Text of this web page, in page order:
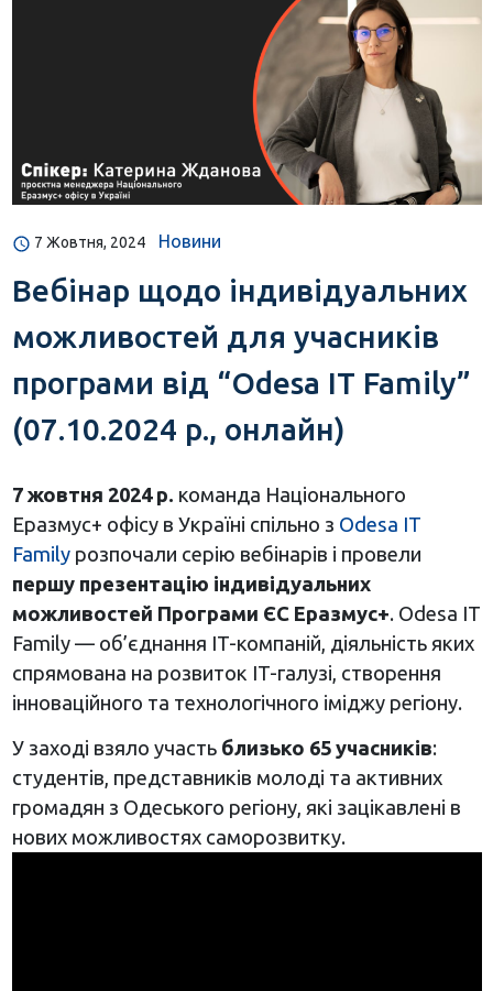
7 Жовтня, 2024 Новини
Вебінар щодо індивідуальних
можливостей для учасників
програми від “Odesa IT Family”
(07.10.2024 р., онлайн)
7 жовтня 2024 р. команда Національного
Еразмус+ офісу в Україні спільно з Odesa IT
Familyрозпочали серію вебінарів і провели
першу презентацію індивідуальних
можливостей Програми ЄС Еразмус+. Odesa IT
Family — об’єднання IT-компаній, діяльність яких
спрямована на розвиток IT-галузі, створення
інноваційного та технологічного іміджу регіону.
У заході взяло участь близько 65 учасників:
студентів, представників молоді та активних
громадян з Одеського регіону, які зацікавлені в
нових можливостях саморозвитку.